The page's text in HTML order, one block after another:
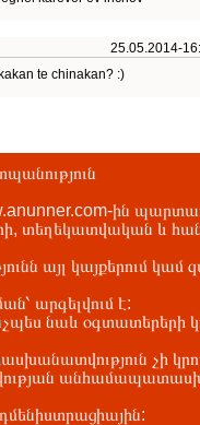
25.05.2014-
te chinakan? :)
ին
տեղեկատվական և
այլ կայքերում կամ
արգելվում է:
նաև օգտատերերի
չի